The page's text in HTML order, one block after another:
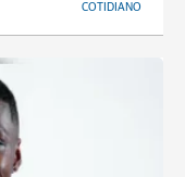
COTIDIANO